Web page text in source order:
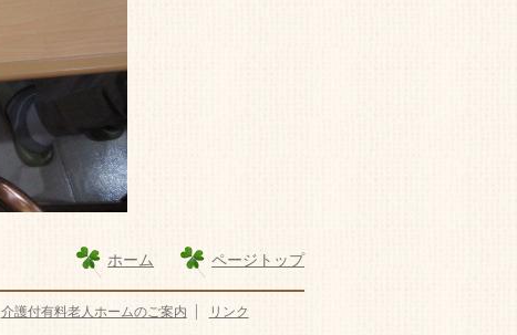
ホーム ページトップ
介護付有料老人ホームのご案内
リンク